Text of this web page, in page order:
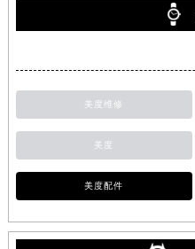
美度维修
美度
美度配件